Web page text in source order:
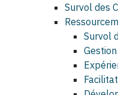
Survol des
Survol